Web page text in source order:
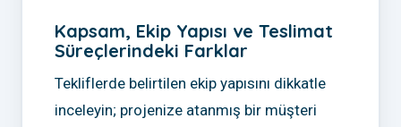
Kapsam, Ekip Yapısı ve Teslimat
Süreçlerindeki Farklar
Tekliflerde belirtilen ekip yapısını dikkatle
inceleyin; projenize atanmış bir müşteri